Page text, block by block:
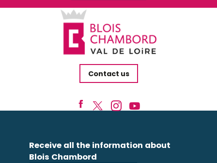
Contact us
Receive all the information about
Blois Chambord